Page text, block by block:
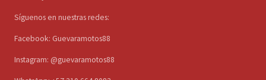
Síguenos en nuestras redes:
Facebook: Guevaramotos88
Instagram: @guevaramotos88